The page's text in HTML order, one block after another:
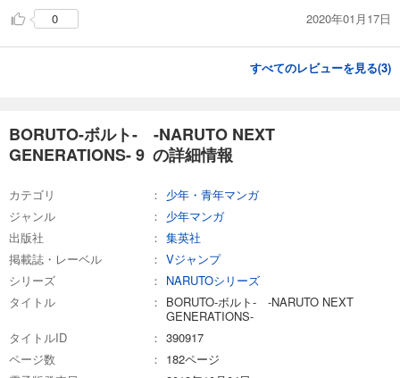
0 2020年01月17日
すべてのレビューを見る(3)
BORUTO-ボルト- -NARUTO NEXT
GENERATIONS- 9 の詳細情報
カテゴリ
少年・青年マンガ
ジャンル
少年マンガ
出版社
集英社
掲載誌・レーベル
Vジャンプ
シリーズ
NARUTOシリーズ
タイトル
BORUTO-ボルト- -NARUTO NEXT
GENERATIONS-
タイトルID
390917
ページ数
182ページ